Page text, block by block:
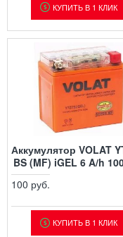
КУПИТЬ В 1 КЛИК
Аккумулятор VOLAT
BS (MF) iGEL 6 A/h
100 руб.
КУПИТЬ В 1 КЛИК